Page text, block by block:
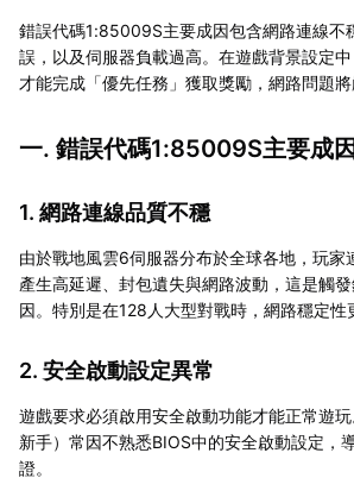
錯誤代碼1:85009S主要成因包含網路連線不
誤，以及伺服器負載過高。在遊戲背景設定
才能完成「優先任務」獲取獎勵，網路問題將
一. 錯誤代碼1:85009S主要成因
1. 網路連線品質不穩
由於戰地風雲6伺服器分布於全球各地，玩家
產生高延遲、封包遺失與網路波動，這是觸
因。特別是在128人大型對戰時，網路穩定性
2. 安全啟動設定異常
遊戲要求必須啟用安全啟動功能才能正常遊
新手）常因不熟悉BIOS中的安全啟動設定，
證。